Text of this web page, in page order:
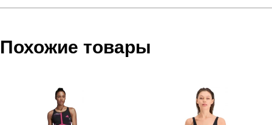
WOMEN RACERBACK SWIMSUIT 1P
PUMA SWIM WOMEN RACERBACK SWIMSUIT
Инструкция по оплате есть в самом конце счета, который
мы не увидим Вашу оплату.
Похожие товары